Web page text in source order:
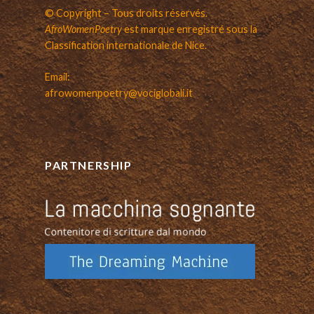
© Copyright – Tous droits réservés.
AfroWomenPoetryest marque enregistré sous la
Classification internationale de Nice.
Email:
afrowomenpoetry@vociglobali.it
PARTNERSHIP